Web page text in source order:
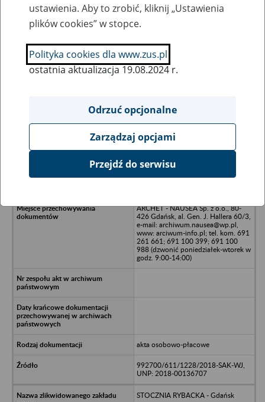
SZUKAJ
Ukryj wszystkie pozycje bazy
Zakłady Stolarki Budowlanej
ARCHET - NAUSEA Sp. z o.o., 80-
426 Gdańsk, al. Gen. J. Hallera 60/3,
e-mail: archiwum.nausea@wp.pl,
www: arciwum-info.pl; tel. kom. 691
261 661; 691 100 399; 691 100
988 (dzwonić poniedziałek-wtorek w
godz. 9:00-14:00)
akta osobowo-płacowe
992700/611/1228/2018-SAK-WJ,
UNP: 2018-00136707
STOCZNIA RYBACKA - Gdańsk
ustawienia. Aby to zrobić, kliknij „Ustawienia
plików cookies” w stopce.
Polityka cookies dla www.zus.pl
ostatnia aktualizacja 19.08.2024 r.
Odrzuć opcjonalne
Zarządzaj opcjami
Przejdź do serwisu